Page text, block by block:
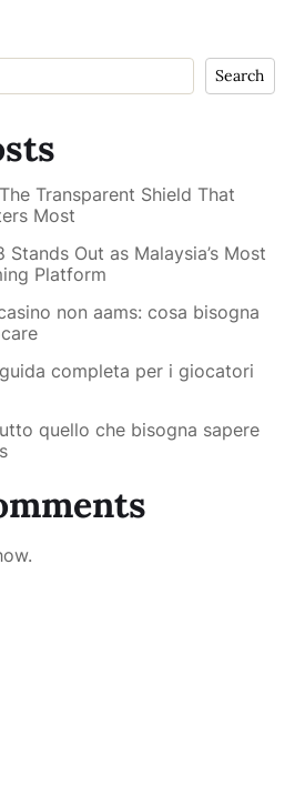
Search
Transparent Shield That
Most
Out as Malaysia’s Most
Platform
non aams: cosa bisogna
completa per i giocatori
quello che bisogna sapere